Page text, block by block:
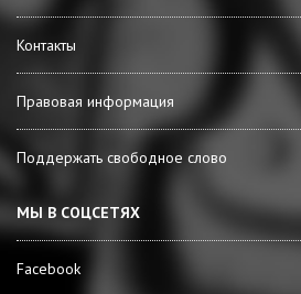
Контакты
Правовая информация
Поддержать свободное слово
МЫ В СОЦСЕТЯХ
Facebook